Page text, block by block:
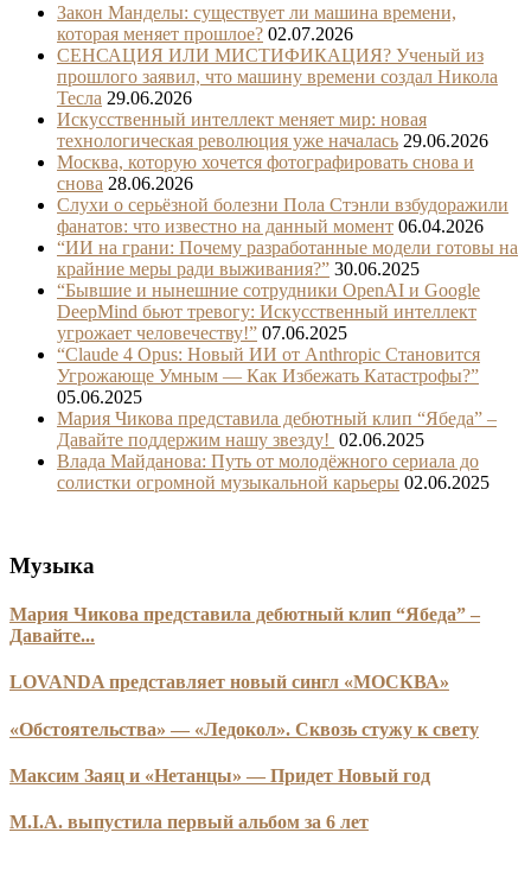
Закон Манделы: существует ли машина времени,
которая меняет прошлое? 02.07.2026
СЕНСАЦИЯ ИЛИ МИСТИФИКАЦИЯ? Ученый из
прошлого заявил, что машину времени создал Никола
Тесла 29.06.2026
Искусственный интеллект меняет мир: новая
технологическая революция уже началась 29.06.2026
Москва, которую хочется фотографировать снова и
снова 28.06.2026
Слухи о серьёзной болезни Пола Стэнли взбудоражили
фанатов: что известно на данный момент 06.04.2026
“ИИ на грани: Почему разработанные модели готовы на
крайние меры ради выживания?” 30.06.2025
“Бывшие и нынешние сотрудники OpenAI и Google
DeepMind бьют тревогу: Искусственный интеллект
угрожает человечеству!” 07.06.2025
“Claude 4 Opus: Новый ИИ от Anthropic Становится
Угрожающе Умным — Как Избежать Катастрофы?”
05.06.2025
Мария Чикова представила дебютный клип “Ябеда” –
Давайте поддержим нашу звезду! 02.06.2025
Влада Майданова: Путь от молодёжного сериала до
солистки огромной музыкальной карьеры 02.06.2025
Музыка
Мария Чикова представила дебютный клип “Ябеда” –
Давайте...
LOVANDA представляет новый сингл «МОСКВА»
«Обстоятельства» — «Ледокол». Сквозь стужу к свету
Максим Заяц и «Нетанцы» — Придет Новый год
M.I.A. выпустила первый альбом за 6 лет